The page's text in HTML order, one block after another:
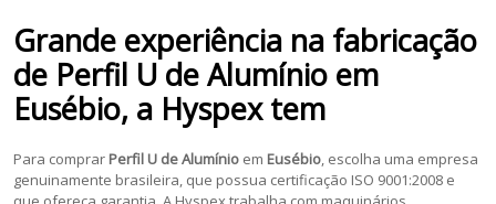
Grande experiência na fabricação
de Perfil U de Alumínio em
Eusébio, a Hyspex tem
Para comprar Perfil U de Alumínio em Eusébio, escolha uma empresa
genuinamente brasileira, que possua certificação ISO 9001:2008 e